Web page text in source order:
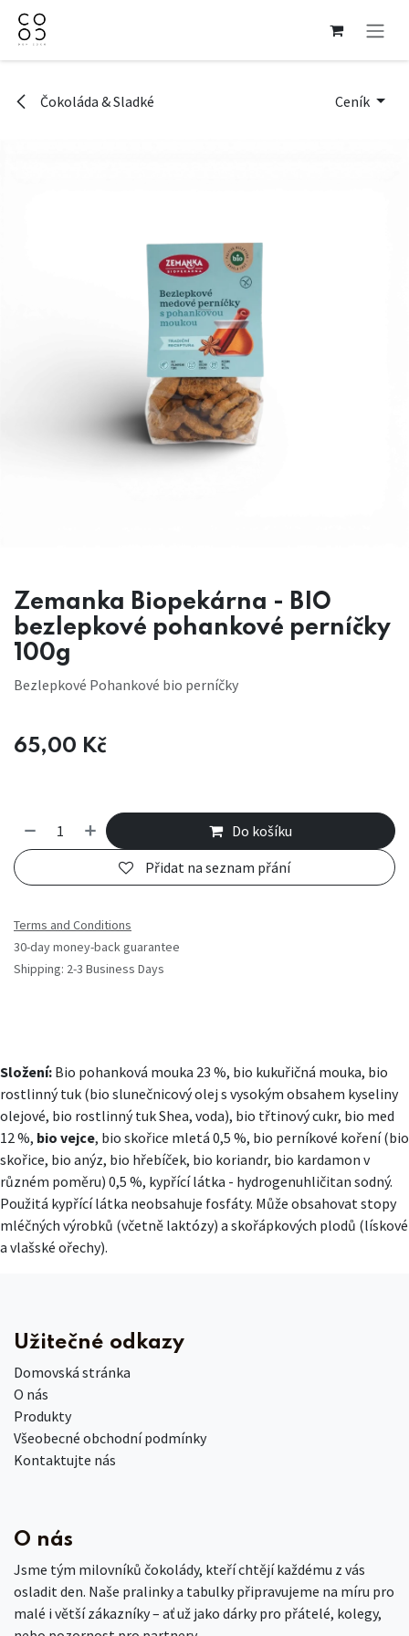
Přejít na obsah
Čokoláda & Sladké Ceník
Zemanka Biopekárna - BIO
bezlepkové pohankové perníčky
100g
Bezlepkové Pohankové bio perníčky
65,00 Kč
Do košíku
Přidat na seznam přání
Terms and Conditions
30-day money-back guarantee
Shipping: 2-3 Business Days
Složení: Bio pohanková mouka 23 %, bio kukuřičná mouka, bio
rostlinný tuk (bio slunečnicový olej s vysokým obsahem kyseliny
olejové, bio rostlinný tuk Shea, voda), bio třtinový cukr, bio med
12 %, bio vejce, bio skořice mletá 0,5 %, bio perníkové koření (bio
skořice, bio anýz, bio hřebíček, bio koriandr, bio kardamon v
různém poměru) 0,5 %, kypřící látka - hydrogenuhličitan sodný.
Použitá kypřící látka neobsahuje fosfáty. Může obsahovat stopy
mléčných výrobků (včetně laktózy) a skořápkových plodů (lískové
a vlašské ořechy).
Užitečné odkazy
Domovská stránka
O nás
Produkty
Všeobecné obchodní podmínky
Kontaktujte nás
O nás
Jsme tým milovníků čokolády, kteří chtějí každému z vás
osladit den. Naše pralinky a tabulky připravujeme na míru pro
malé i větší zákazníky – ať už jako dárky pro přátelé, kolegy,